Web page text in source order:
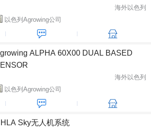
海外以色列
以色列Agrowing公司
ALPHA 60X00 DUAL BASED
海外以色列
以色列Agrowing公司
Sky无人机系统